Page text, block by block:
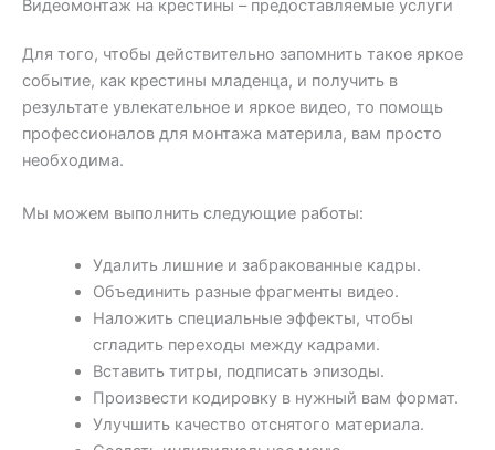
Видеомонтаж на крестины – предоставляемые услуги
Для того, чтобы действительно запомнить такое яркое
событие, как крестины младенца, и получить в
результате увлекательное и яркое видео, то помощь
профессионалов для монтажа материла, вам просто
необходима.
Мы можем выполнить следующие работы:
Удалить лишние и забракованные кадры.
Объединить разные фрагменты видео.
Наложить специальные эффекты, чтобы
сгладить переходы между кадрами.
Вставить титры, подписать эпизоды.
Произвести кодировку в нужный вам формат.
Улучшить качество отснятого материала.